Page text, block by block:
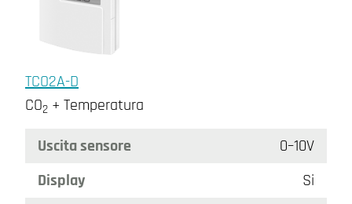
TCO2A-D
CO2 + Temperatura
Uscita sensore
0–10V
Display
Si